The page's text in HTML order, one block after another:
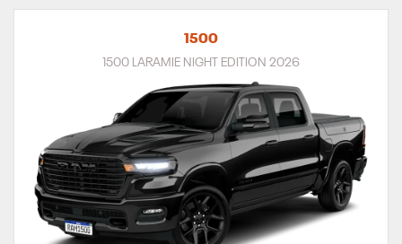
1500
1500 LARAMIE NIGHT EDITION 2026